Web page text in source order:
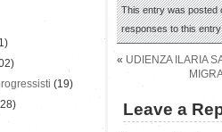
This entry was posted
responses to this
« UDIENZA ILARIA
Leave a
(19)